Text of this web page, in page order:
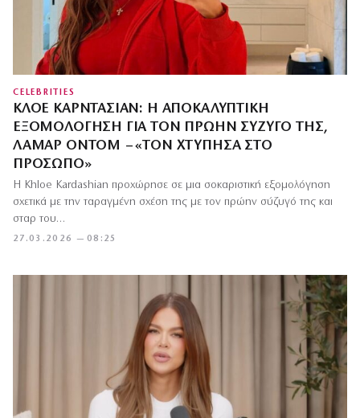
CELEBRITIES
ΚΛΌΕ ΚΑΡΝΤΆΣΙΑΝ: Η ΑΠΟΚΑΛΥΠΤΙΚΉ
ΕΞΟΜΟΛΌΓΗΣΗ ΓΙΑ ΤΟΝ ΠΡΏΗΝ ΣΎΖΥΓΌ ΤΗΣ,
ΛΑΜΆΡ ΌΝΤΟΜ – «ΤΟΝ ΧΤΎΠΗΣΑ ΣΤΟ
ΠΡΌΣΩΠΟ»
27.03.2026 — 08:25
Η Khloe Kardashian προχώρησε σε μια σοκαριστική εξομολόγηση
σχετικά με την ταραγμένη σχέση της με τον πρώην σύζυγό της και
σταρ του…